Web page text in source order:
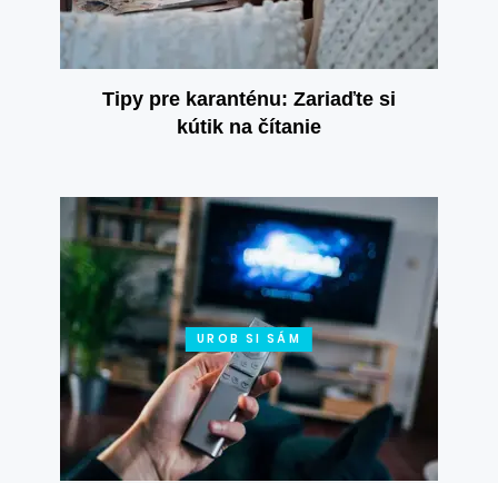
Tipy pre karanténu: Zariaďte si
kútik na čítanie
UROB SI SÁM